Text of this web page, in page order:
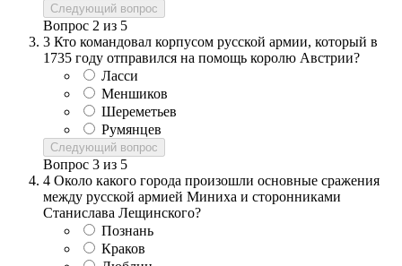
Следующий вопрос
Вопрос 2 из 5
3 Кто командовал корпусом русской армии, который в
1735 году отправился на помощь королю Австрии?
Ласси
Меншиков
Шереметьев
Румянцев
Следующий вопрос
Вопрос 3 из 5
4 Около какого города произошли основные сражения
между русской армией Миниха и сторонниками
Станислава Лещинского?
Познань
Краков